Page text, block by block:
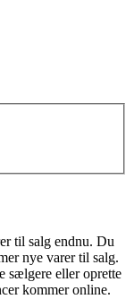
til salg endnu. Du
nye varer til salg.
sælgere eller oprette
kommer online.